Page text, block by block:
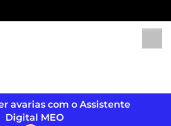
avarias com o Assistente
Digital MEO